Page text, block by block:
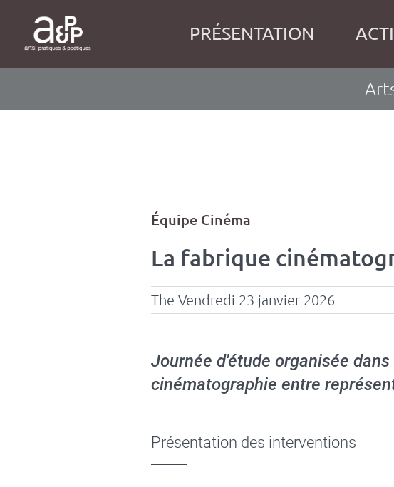
contenu
principal
Navigation
PRÉSENTATION
Filtrer
équipe
Équipe Cinéma
La fabrique
The Vendredi 23 janvier 2026
Journée d'étude organisée
cinématographie entre
Présentation des interventions